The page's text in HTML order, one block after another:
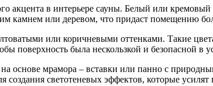
акцента в интерьере сауны. Белый или
камнем или деревом, что придаст помещению
или коричневыми оттенками. Такие
поверхность была нескользкой и безопасной в
основе мрамора – вставки или панно с
светотеневых эффектов, которые